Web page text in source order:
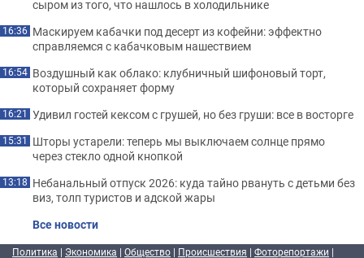
сыром из того, что нашлось в холодильнике
16:36 Маскируем кабачки под десерт из кофейни: эффектно
справляемся с кабачковым нашествием
16:54 Воздушный как облако: клубничный шифоновый торт,
который сохраняет форму
16:21 Удивил гостей кексом с грушей, но без груши: все в восторге
15:31 Шторы устарели: теперь мы выключаем солнце прямо
через стекло одной кнопкой
13:18 Небанальный отпуск 2026: куда тайно рвануть с детьми без
виз, толп туристов и адской жары
Все новости
Политика | Экономика | Общество | Происшествия | Фоторепортажи |